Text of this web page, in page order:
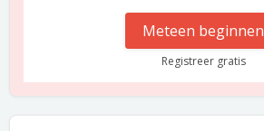
Meteen beginnen
Registreer gratis